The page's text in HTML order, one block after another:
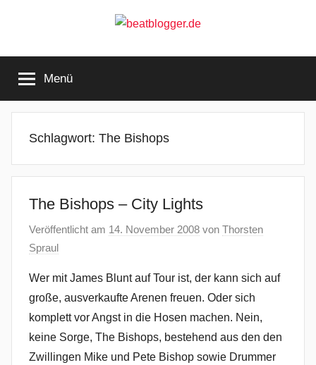
beatblogger.de
the
beat
goes
Menü
Schlagwort: The Bishops
The Bishops – City Lights
Veröffentlicht am 14. November 2008 von Thorsten
Spraul
Wer mit James Blunt auf Tour ist, der kann sich auf
große, ausverkaufte Arenen freuen. Oder sich
komplett vor Angst in die Hosen machen. Nein,
keine Sorge, The Bishops, bestehend aus den den
Zwillingen Mike und Pete Bishop sowie Drummer